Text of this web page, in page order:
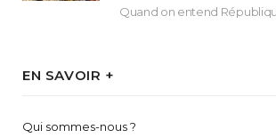
EN SAVOIR +
Qui sommes-nous ?